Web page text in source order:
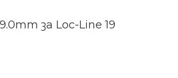
за Loc-Line 19